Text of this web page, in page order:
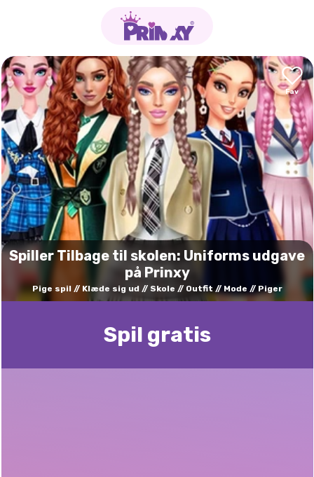
Spiller Tilbage til skolen: Uniforms udgave
på Prinxy
Pige spil Klæde sig ud Skole Outfit Mode Piger
Spil gratis